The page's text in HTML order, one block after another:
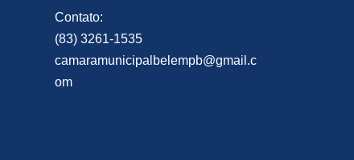
Contato:
(83) 3261-1535
camaramunicipalbelempb@gmail.c
om